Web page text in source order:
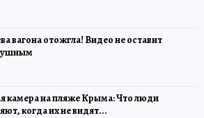
вагона отожгла! Видео не оставит
камера на пляже Крыма: Что люди
когда их не видят...